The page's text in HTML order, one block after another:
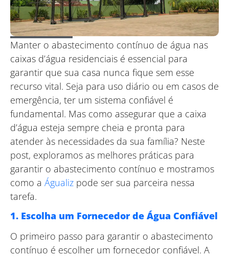
Manter o abastecimento contínuo de água nas
caixas d’água residenciais é essencial para
garantir que sua casa nunca fique sem esse
recurso vital. Seja para uso diário ou em casos de
emergência, ter um sistema confiável é
fundamental. Mas como assegurar que a caixa
d’água esteja sempre cheia e pronta para
atender às necessidades da sua família? Neste
post, exploramos as melhores práticas para
garantir o abastecimento contínuo e mostramos
como a Águaliz pode ser sua parceira nessa
tarefa.
1. Escolha um Fornecedor de Água Confiável
O primeiro passo para garantir o abastecimento
contínuo é escolher um fornecedor confiável. A